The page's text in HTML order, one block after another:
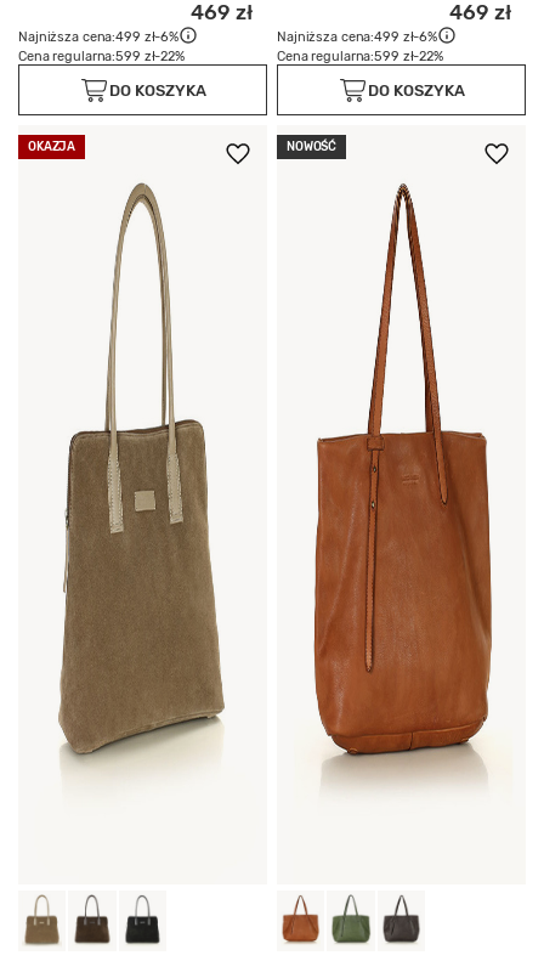
469 zł
Najniższa cena:499 zł-6%
Cena regularna:599 zł-22%
DO KOSZYKA
469 zł
Najniższa cena:499 zł-6%
Cena regularna:599 zł-22%
DO KOSZYKA
OKAZJA NOWOŚĆ